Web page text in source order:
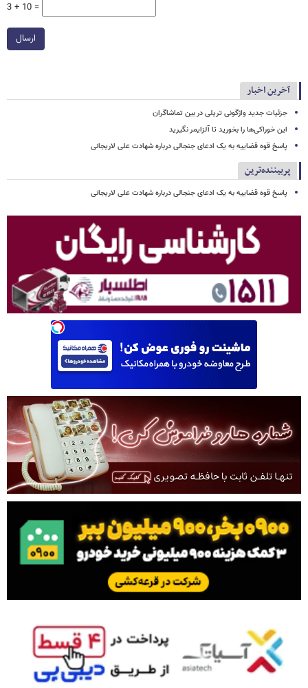
3 + 10 =
ارسال
آخرین اخبار
جزئیات جدید واژگونی تریلی در بین تماشاگران
این خوراکی‌ها را بخورید تا آلزایمر نگیرید
پاسخ قوه قضاییه به یک ادعای جنجالی درباره شهادت علی لاریجانی
پربیننده‌ترین
پاسخ قوه قضاییه به یک ادعای جنجالی درباره شهادت علی لاریجانی